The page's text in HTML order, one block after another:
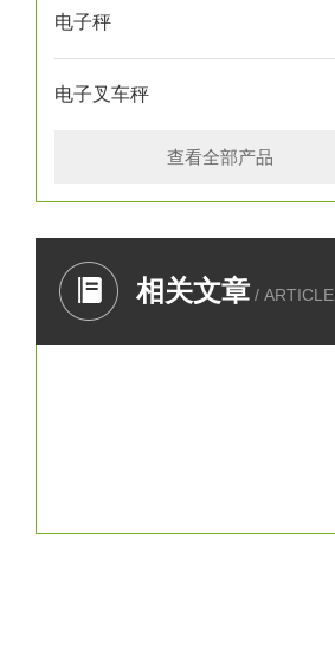
电子秤
电子叉车秤
查看全部产品
相关文章 / ARTICLE